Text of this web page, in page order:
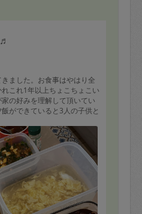
ました。お食事はやはり全
これ1年以上ちょこちょこい
の好みを理解して頂いてい
ができていると3人の子供と
裕、心の余裕ができ嬉しい
インをたくさんお願いしま
は煮付けが特に美味しいで